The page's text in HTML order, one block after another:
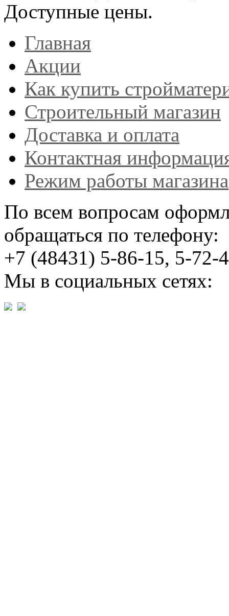
Доступные цены.
Главная
Акции
Как купить
Строительный магазин
Доставка и оплата
Контактная
Режим работы магазина
По всем вопросам
обращаться по телефону:
+7 (48431) 5-86-15, 5-72-
Мы в социальных сетях: